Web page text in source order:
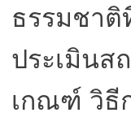
ธรรมชาติ
ประเมินส
เกณฑ์ วิธี